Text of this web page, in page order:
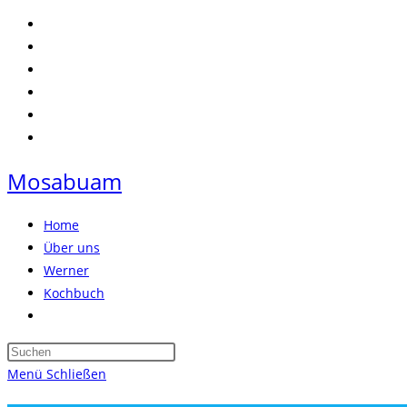
Zum
Inhalt
springen
Mosabuam
Home
Über uns
Werner
Kochbuch
umschalten
Press
Menü Schließen